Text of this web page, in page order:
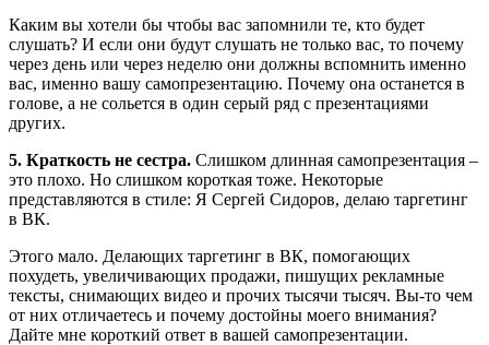
Каким вы хотели бы чтобы вас запомнили те, кто будет
слушать? И если они будут слушать не только вас, то почему
через день или через неделю они должны вспомнить именно
вас, именно вашу самопрезентацию. Почему она останется в
голове, а не сольется в один серый ряд с презентациями
других.
5. Краткость не сестра. Слишком длинная самопрезентация –
это плохо. Но слишком короткая тоже. Некоторые
представляются в стиле: Я Сергей Сидоров, делаю таргетинг
в ВК.
Этого мало. Делающих таргетинг в ВК, помогающих
похудеть, увеличивающих продажи, пишущих рекламные
тексты, снимающих видео и прочих тысячи тысяч. Вы-то чем
от них отличаетесь и почему достойны моего внимания?
Дайте мне короткий ответ в вашей самопрезентации.